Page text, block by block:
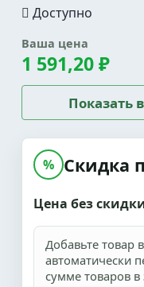
Доступно
Ваша цена
1 591,20 ₽
Показать
% Скидка
Цена без
Добавьте товар
автоматически
сумме товаров в